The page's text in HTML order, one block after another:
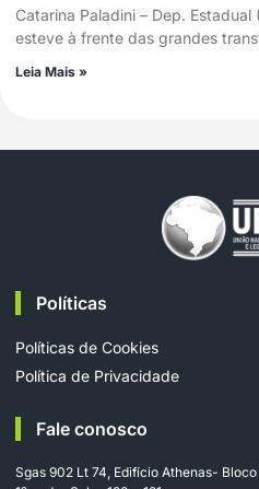
Catarina Paladini – Dep.
esteve à frente das grandes
Leia Mais »
Políticas
Políticas de Cookies
Política de Privacidade
Fale conosco
Sgas 902 Lt 74, Edifício Athenas- Bloco